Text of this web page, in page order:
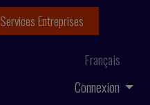
Connexion
Français
Services Entreprises